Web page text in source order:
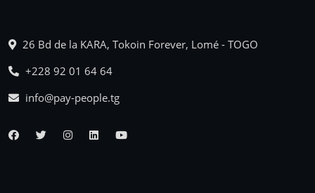
26 Bd de la KARA, Tokoin Forever, Lomé - TOGO
+228 92 01 64 64
info@pay-people.tg